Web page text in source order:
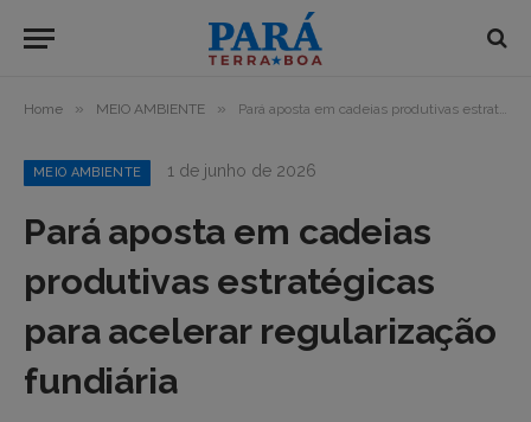
Home » MEIO AMBIENTE » Pará aposta em cadeias produtivas estratégicas para acelerar regularização fundiária
MEIO AMBIENTE 1 de junho de 2026
Pará aposta em cadeias
produtivas estratégicas
para acelerar regularização
fundiária